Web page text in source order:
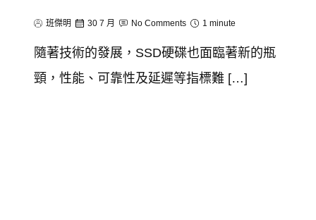
班傑明 30 7 月 No Comments 1 minute
隨著技術的發展，SSD硬碟也面臨著新的瓶
頸，性能、可靠性及延遲等指標難 […]